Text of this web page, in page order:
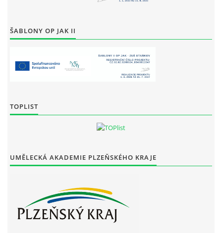
ŠABLONY OP JAK II
TOPLIST
UMĚLECKÁ AKADEMIE PLZEŇSKÉHO KRAJE